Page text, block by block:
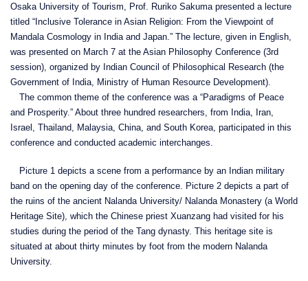
Osaka University of Tourism, Prof. Ruriko Sakuma presented a lecture
titled “Inclusive Tolerance in Asian Religion: From the Viewpoint of
Mandala Cosmology in India and Japan.” The lecture, given in English,
was presented on March 7 at the Asian Philosophy Conference (3rd
session), organized by Indian Council of Philosophical Research (the
Government of India, Ministry of Human Resource Development).
The common theme of the conference was a “Paradigms of Peace
and Prosperity.” About three hundred researchers, from India, Iran,
Israel, Thailand, Malaysia, China, and South Korea, participated in this
conference and conducted academic interchanges.
Picture 1 depicts a scene from a performance by an Indian military
band on the opening day of the conference. Picture 2 depicts a part of
the ruins of the ancient Nalanda University/ Nalanda Monastery (a World
Heritage Site), which the Chinese priest Xuanzang had visited for his
studies during the period of the Tang dynasty. This heritage site is
situated at about thirty minutes by foot from the modern Nalanda
University.